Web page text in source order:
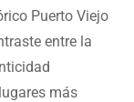
Puerto Viejo
entre la
más